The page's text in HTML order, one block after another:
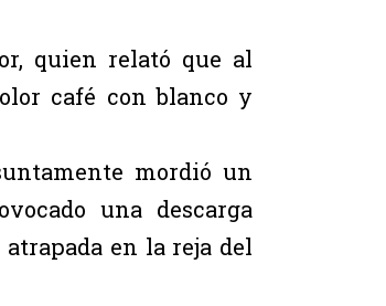
quien relató que al
café con blanco y
mordió un
una descarga
en la reja del